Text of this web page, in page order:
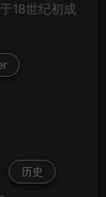
18世纪初成
历史